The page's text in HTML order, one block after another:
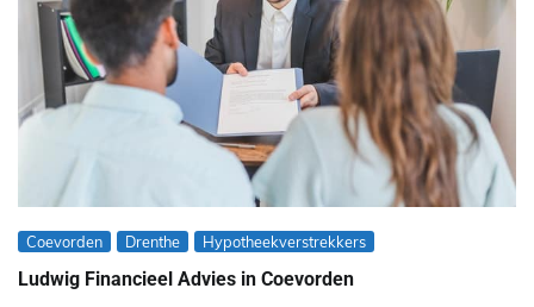
Coevorden Drenthe Hypotheekverstrekkers
Ludwig Financieel Advies in Coevorden